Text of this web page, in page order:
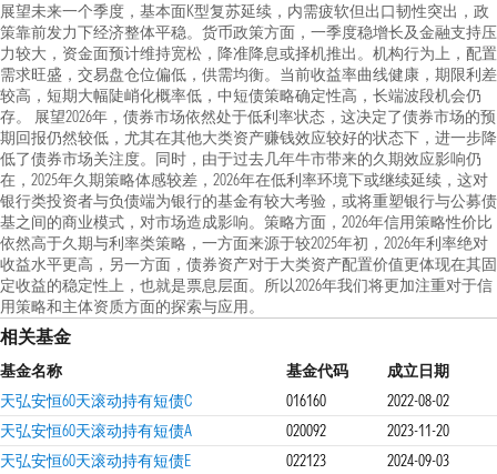
展望未来一个季度，基本面K型复苏延续，内需疲软但出口韧性突出，政
策靠前发力下经济整体平稳。货币政策方面，一季度稳增长及金融支持压
力较大，资金面预计维持宽松，降准降息或择机推出。机构行为上，配置
需求旺盛，交易盘仓位偏低，供需均衡。当前收益率曲线健康，期限利差
较高，短期大幅陡峭化概率低，中短债策略确定性高，长端波段机会仍
存。 展望2026年，债券市场依然处于低利率状态，这决定了债券市场的预
期回报仍然较低，尤其在其他大类资产赚钱效应较好的状态下，进一步降
低了债券市场关注度。同时，由于过去几年牛市带来的久期效应影响仍
在，2025年久期策略体感较差，2026年在低利率环境下或继续延续，这对
银行类投资者与负债端为银行的基金有较大考验，或将重塑银行与公募债
基之间的商业模式，对市场造成影响。策略方面，2026年信用策略性价比
依然高于久期与利率类策略，一方面来源于较2025年初，2026年利率绝对
收益水平更高，另一方面，债券资产对于大类资产配置价值更体现在其固
定收益的稳定性上，也就是票息层面。所以2026年我们将更加注重对于信
用策略和主体资质方面的探索与应用。
相关基金
基金名称 基金代码
成立日期
天弘安恒60天滚动持有短债C
016160
2022-08-02
天弘安恒60天滚动持有短债A
020092
2023-11-20
天弘安恒60天滚动持有短债E
022123 2024-09-03